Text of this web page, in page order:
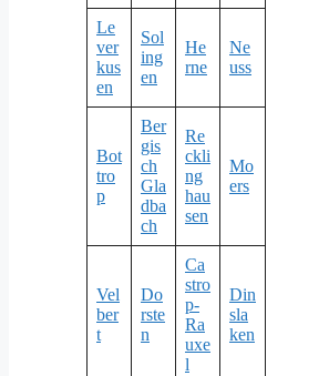
Le
ver
kus
en
Sol
ing
en
He
rne
Ne
uss
Bot
tro
p
Ber
gis
ch
Gla
dba
ch
Re
ckli
ng
hau
sen
Mo
ers
Vel
ber
t
Do
rste
n
Ca
stro
p-
Ra
uxe
l
Din
sla
ken